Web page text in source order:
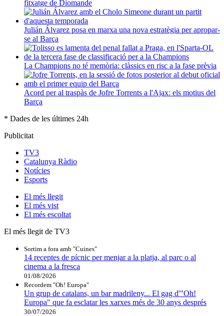
fitxatge de Diomande
Julián Álvarez posa en marxa una nova estratègia per apropar-
se al Barça
La Champions no té memòria: clàssics en risc a la fase prèvia
Acord per al traspàs de Jofre Torrents a l'Ajax: els motius del
Barça
* Dades de les últimes 24h
Publicitat
TV3
Catalunya Ràdio
Notícies
Esports
El més llegit
El més vist
El més escoltat
El més llegit de TV3
Sortim a fora amb "Cuines"
14 receptes de pícnic per menjar a la platja, al parc o al
cinema a la fresca
01/08/2026
Recordem "Oh! Europa"
Un grup de catalans, un bar madrileny... El gag d'"Oh!
Europa" que fa esclatar les xarxes més de 30 anys després
30/07/2026